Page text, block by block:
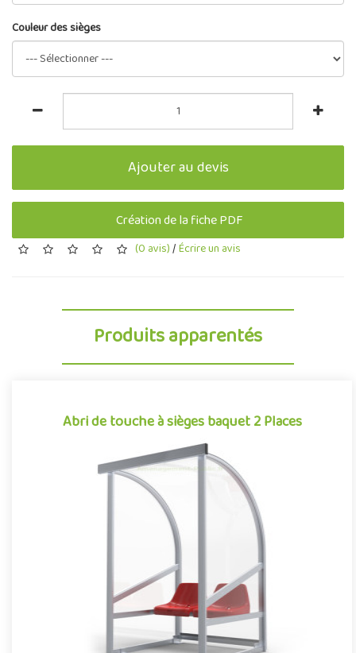
Couleur des sièges
Ajouter au devis
Création de la fiche PDF
(0 avis)/Écrire un avis
Produits apparentés
Abri de touche à sièges baquet 2 Places
Abri de touche à sièges baquet 2 Places
Football, rugby, baseball, hockey sur gazon… De nombreux
sports collectifs requièrent, dans leur pratique, la présence de
jou..
Offre partenaire